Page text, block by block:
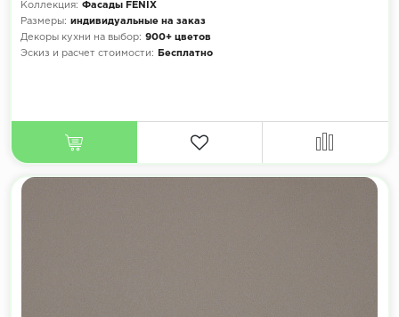
Коллекция: Фасады FENIX
Размеры: индивидуальные на заказ
Декоры кухни на выбор: 900+ цветов
Эскиз и расчет стоимости:
Бесплатно